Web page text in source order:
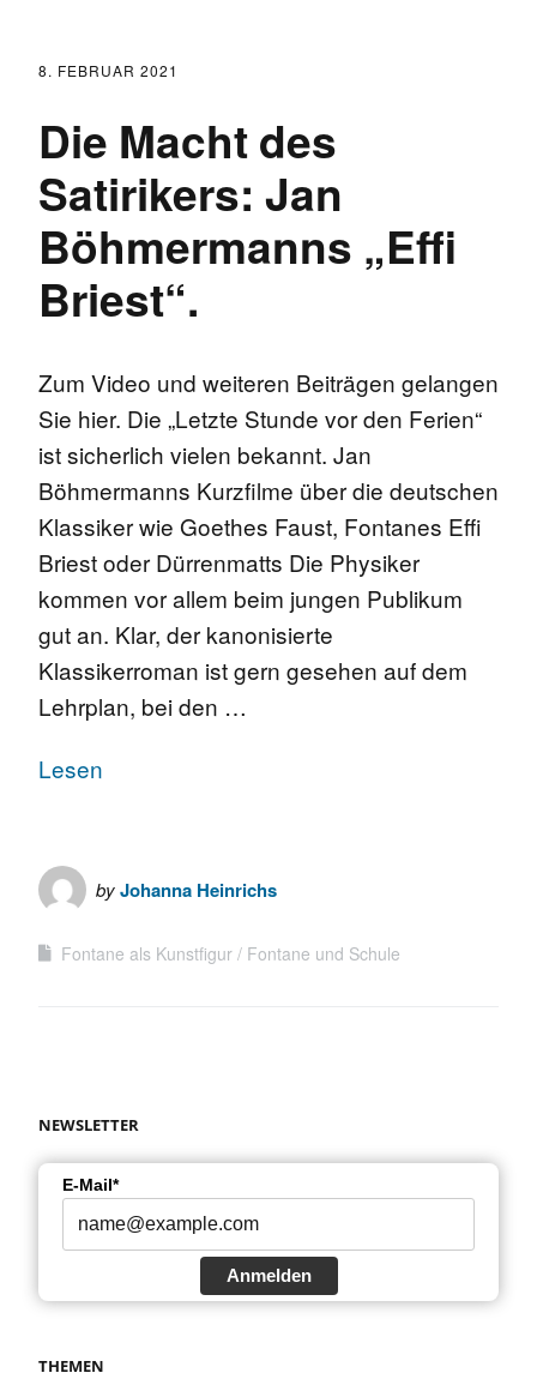
8. FEBRUAR 2021
Die Macht des
Satirikers: Jan
Böhmermanns „Effi
Briest“.
Zum Video und weiteren Beiträgen gelangen
Sie hier. Die „Letzte Stunde vor den Ferien“
ist sicherlich vielen bekannt. Jan
Böhmermanns Kurzfilme über die deutschen
Klassiker wie Goethes Faust, Fontanes Effi
Briest oder Dürrenmatts Die Physiker
kommen vor allem beim jungen Publikum
gut an. Klar, der kanonisierte
Klassikerroman ist gern gesehen auf dem
Lehrplan, bei den …
Lesen
byJohanna Heinrichs
Fontane als Kunstfigur Fontane und Schule
NEWSLETTER
E-Mail*
Anmelden
THEMEN